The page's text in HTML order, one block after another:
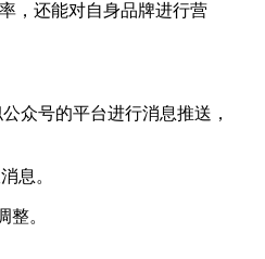
，还能对自身品牌进行营
众号的平台进行消息推送，
息。
。